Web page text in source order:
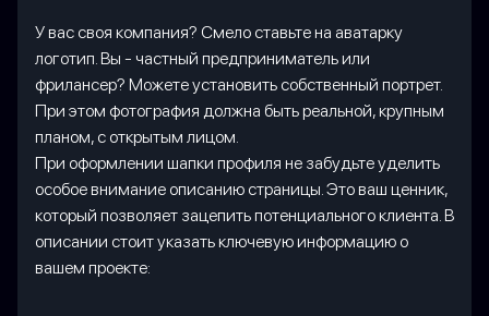
У вас своя компания? Смело ставьте на аватарку
логотип. Вы - частный предприниматель или
фрилансер? Можете установить собственный портрет.
При этом фотография должна быть реальной, крупным
планом, с открытым лицом.
При оформлении шапки профиля не забудьте уделить
особое внимание описанию страницы. Это ваш ценник,
который позволяет зацепить потенциального клиента. В
описании стоит указать ключевую информацию о
вашем проекте: